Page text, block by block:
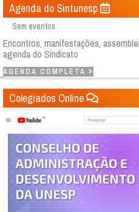
Agenda do Sintunesp
Sem eventos
Encontros, manifestações,
agenda do Sindicato
AGENDA COMPLETA
Colegiados Online